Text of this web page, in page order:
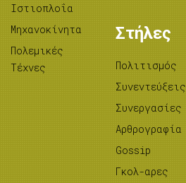
Ιστιοπλοΐα
Μηχανοκίνητα
Πολεμικές
Τέχνες
Στήλες
Πολιτισμός
Συνεντεύξεις
Συνεργασίες
Αρθρογραφία
Gossip
Γκολ-αρες